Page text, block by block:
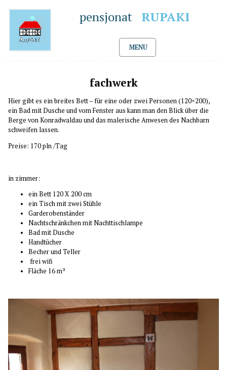
pensjonat RUPAKI
MENU
fachwerk
Hier gibt es ein breites Bett – für eine oder zwei Personen (120×200),
ein Bad mit Dusche und vom Fenster aus kann man den Blick über die
Berge von Konradwaldau und das malerische Anwesen des Nachbarn
schweifen lassen.
Preise: 170 pln /Tag
in zimmer:
ein Bett 120 X 200 cm
ein Tisch mit zwei Stühle
Garderobenständer
Nachtschränkchen mit Nachttischlampe
Bad mit Dusche
Handtücher
Becher und Teller
frei wifi
Fläche 16 m²